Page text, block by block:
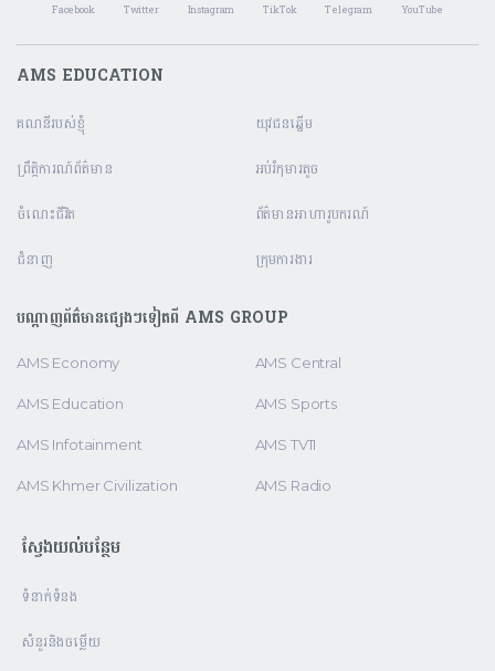
Facebook Twitter Instagram TikTok Telegram YouTube
AMS EDUCATION
គណនី​របស់ខ្ញុំ
ព្រឹត្តិការណ៍ព័ត៌មាន
ចំណេះជីវិត
ជំនាញ
យុវជនឆ្នើម
អប់រំកុមារតូច
ព័ត៌មានអាហារូបករណ៍
ក្រុមការងារ
បណ្តាញព័ត៌មានផ្សេងៗទៀតពី AMS GROUP
AMS Economy
AMS Education
AMS Infotainment
AMS Khmer Civilization
AMS Central
AMS Sports
AMS TV11
AMS Radio
ស្វែងយល់បន្ថែម
ទំនាក់ទំនង
សំនួរនិងចម្លើយ